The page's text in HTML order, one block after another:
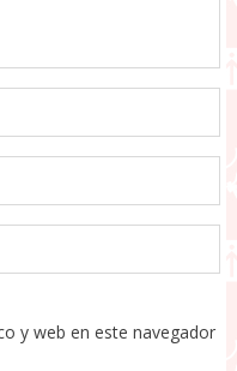
y web en este navegador